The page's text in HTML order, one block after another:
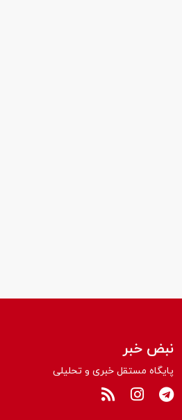
نبض خبر
پایگاه مستقل خبری و تحلیلی